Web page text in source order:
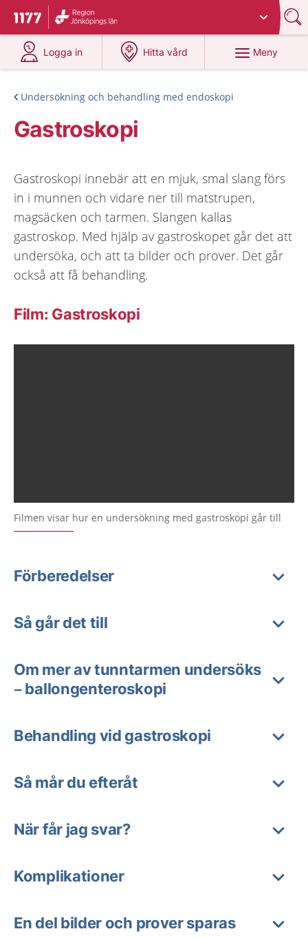
Till startsidan för 1177
Du har valt region
Logga in
på 1177.se
Hitta vård
på 1177.se
Meny
Undersökning och behandling med endoskopi
Gastroskopi
Gastroskopi innebär att en mjuk, smal slang förs
in i munnen och vidare ner till matstrupen,
magsäcken och tarmen. Slangen kallas
gastroskop. Med hjälp av gastroskopet går det att
undersöka, och att ta bilder och prover. Det går
också att få behandling.
Film: Gastroskopi
Filmen visar hur en undersökning med gastroskopi går till
Förberedelser
Så går det till
Om mer av tunntarmen undersöks
– ballongenteroskopi
Behandling vid gastroskopi
Så mår du efteråt
När får jag svar?
Komplikationer
En del bilder och prover sparas